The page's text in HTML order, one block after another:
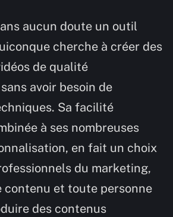
aucun doute un outil
cherche à créer des
de qualité
avoir besoin de
Sa facilité
à ses nombreuses
en fait un choix
du marketing,
contenu et toute personne
des contenus